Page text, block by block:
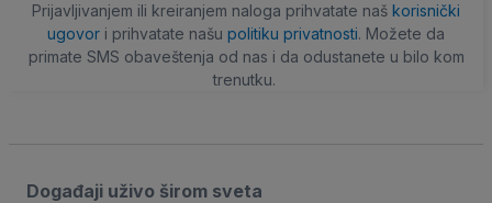
Prijavljivanjem ili kreiranjem naloga prihvatate naš korisnički
ugovor i prihvatate našu politiku privatnosti. Možete da
primate SMS obaveštenja od nas i da odustanete u bilo kom
trenutku.
Događaji uživo širom sveta